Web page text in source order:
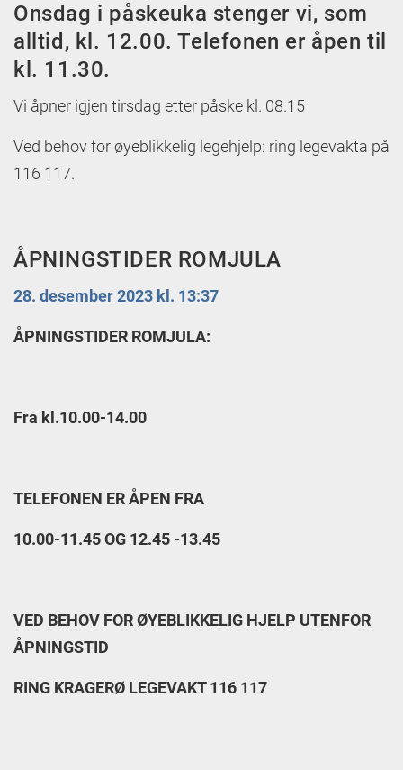
Onsdag i påskeuka stenger vi, som
alltid, kl. 12.00. Telefonen er åpen til
kl. 11.30.
Vi åpner igjen tirsdag etter påske kl. 08.15
Ved behov for øyeblikkelig legehjelp: ring legevakta på
116 117.
ÅPNINGSTIDER ROMJULA
28. desember 2023 kl. 13:37
ÅPNINGSTIDER ROMJULA:
Fra kl.10.00-14.00
TELEFONEN ER ÅPEN FRA
10.00-11.45 OG 12.45 -13.45
VED BEHOV FOR ØYEBLIKKELIG HJELP UTENFOR
ÅPNINGSTID
RING KRAGERØ LEGEVAKT 116 117